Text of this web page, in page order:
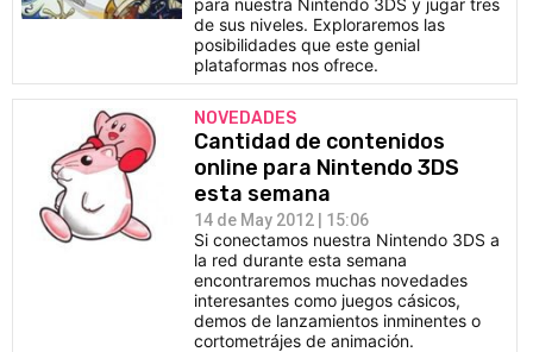
para nuestra Nintendo 3DS y jugar tres
de sus niveles. Exploraremos las
posibilidades que este genial
plataformas nos ofrece.
NOVEDADES
Cantidad de contenidos
online para Nintendo 3DS
esta semana
14 de May 2012 | 15:06
Si conectamos nuestra Nintendo 3DS a
la red durante esta semana
encontraremos muchas novedades
interesantes como juegos cásicos,
demos de lanzamientos inminentes o
cortometrájes de animación.